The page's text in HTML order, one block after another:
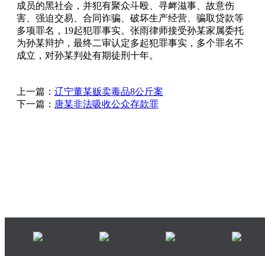
成员的黑社会，并犯有聚众斗殴、寻衅滋事、故意伤
害、强迫交易、合同诈骗、破坏生产经营、骗取贷款等
多项罪名，19起犯罪事实。张雨律师接受孙某家属委托
为孙某辩护，最终二审认定多起犯罪事实，多个罪名不
成立，对孙某判处有期徒刑十年。
上一篇： 辽宁董某贩卖毒品8公斤案
下一篇： 唐某非法吸收公众存款罪